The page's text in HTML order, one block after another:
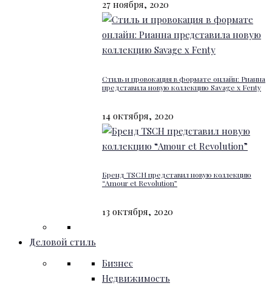
27 ноября, 2020
Стиль и провокация в формате онлайн: Рианна
представила новую коллекцию Savage x Fenty
14 октября, 2020
Бренд TSCH представил новую коллекцию
“Amour et Revolution”
13 октября, 2020
Деловой стиль
Бизнес
Недвижимость